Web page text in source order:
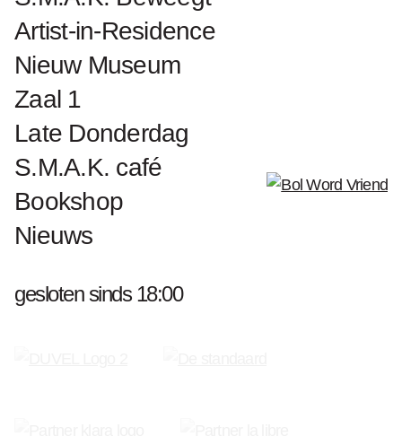
Artist-in-Residence
Nieuw Museum
Zaal 1
Late Donderdag
S.M.A.K. café
Bookshop
Nieuws
gesloten sinds 18:00
Word Vriend van S.M.A.K.